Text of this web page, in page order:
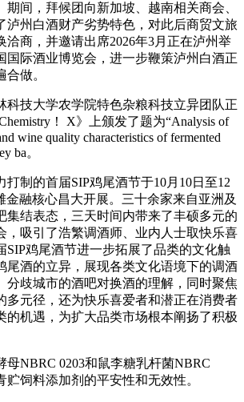
期间，拜候团向新加坡、越南相关商会、
泸州白酒财产劣势特色，对此后商贸文旅
洽商，并邀请出席2026年3月正在泸州举
国际酒业博览会，进一步鞭策泸州白酒正
做。
技大学农学院特色杂粮科技立异团队正
！ X》上颁发了题为“Analysis of
wine quality characteristics of fermented
ba。
制的首届SIP鸡尾酒节于10月10日至12
金融核心昌大开展。三十余家来自亚洲及
集结表态，三天时间内带来了丰硕多元的
，吸引了浩繁调酒师、业内人士取快乐喜
SIP鸡尾酒节进一步拓展了品类的文化触
尾酒的立异，展现各类文化语境下的调酒
分歧城市的酒吧对换酒的理解，同时聚焦
多元径，还为快乐喜爱者和潜正在消费者
的机遇，为扩大品类市场根本阐扬了积极
NBRC 0203和鼠李糖乳杆菌NBRC
贮饲料添加剂的平安性和无效性。